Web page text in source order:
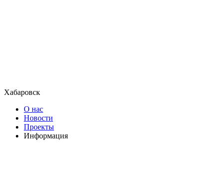
Хабаровск
О нас
Новости
Проекты
Информация